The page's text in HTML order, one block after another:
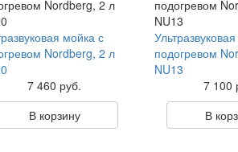
мойка с
Nordberg, 2 л
7 460 руб.
В корзину
подогревом
NU13
7 100
В